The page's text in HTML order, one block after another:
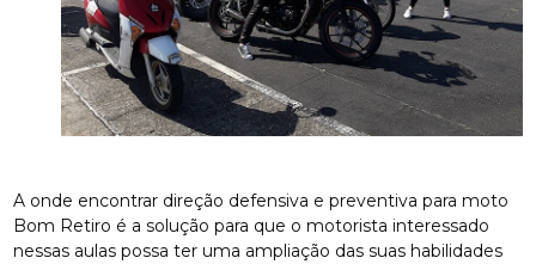
A onde encontrar direção defensiva e preventiva para moto
Bom Retiro é a solução para que o motorista interessado
nessas aulas possa ter uma ampliação das suas habilidades